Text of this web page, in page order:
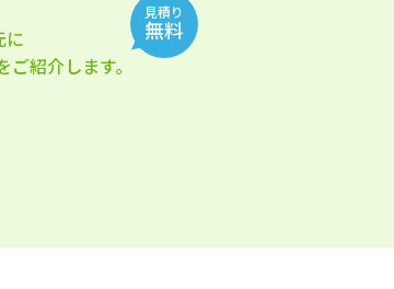
見積り
無料
に
紹介します。